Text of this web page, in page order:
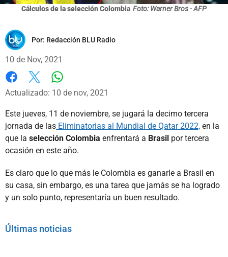
Cálculos de la selección Colombia Foto: Warner Bros - AFP
Por: Redacción BLU Radio
10 de Nov, 2021
Facebook
X
Actualizado: 10 de nov, 2021
Este jueves, 11 de noviembre, se jugará la decimo tercera
jornada de las Eliminatorias al Mundial de Qatar 2022, en la
que la selección Colombia enfrentará a Brasil por tercera
ocasión en este año.
Es claro que lo que más le Colombia es ganarle a Brasil en
su casa, sin embargo, es una tarea que jamás se ha logrado
y un solo punto, representaría un buen resultado.
Últimas noticias